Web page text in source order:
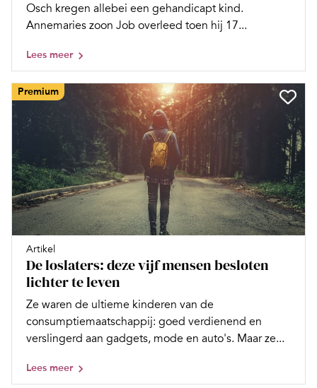
Osch kregen allebei een gehandicapt kind.
Annemaries zoon Job overleed toen hij 17...
Lees meer
Premium
Artikel
De loslaters: deze vijf mensen besloten
lichter te leven
Ze waren de ultieme kinderen van de
consumptiemaatschappij: goed verdienend en
verslingerd aan gadgets, mode en auto's. Maar ze...
Lees meer